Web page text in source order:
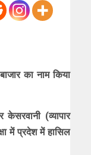
का नाम किया
केसरवानी (व्यापार
में प्रदेश में हासिल